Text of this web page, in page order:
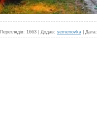
Переглядів: 1663 Додав: semenovka Дата: